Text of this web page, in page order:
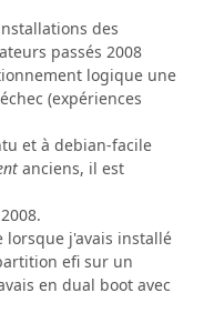
des
passés 2008
logique une
(expériences
et à debian-facile
anciens, il est
lorsque j'avais installé
efi sur un
en dual boot avec